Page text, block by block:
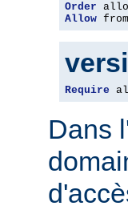
Order
Allow
Require
Dans